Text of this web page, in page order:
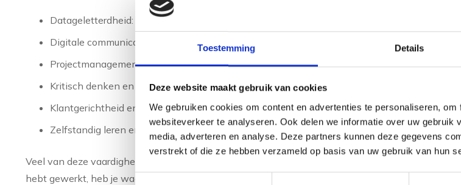
Toestemming Details
Deze website maakt gebruik van cookies
We gebruiken cookies om content en advertenties te personaliseren,
websiteverkeer te analyseren. Ook delen we informatie over uw gebruik
media, adverteren en analyse. Deze partners kunnen deze gegevens
verstrekt of die ze hebben verzameld op basis van uw gebruik van hun
Toestemmingsselectie
Datageletterdheid: het begrijpen en interpreteren van data voor besluitvorming
Digitale communicatie en samenwerking in hybride omgevingen
Projectmanagement en het werken met agile methoden
Kritisch denken en analytisch redeneren
Klantgerichtheid en empathisch vermogen
Zelfstandig leren en het zelf ontwikkelen van nieuwe kennis
Veel van deze vaardigheden zijn overdraagbaar. Als je jarenlang in een commerciële of
hebt gewerkt, heb je waarschijnlijk al sterke communicatie- en organisatievaardigheden